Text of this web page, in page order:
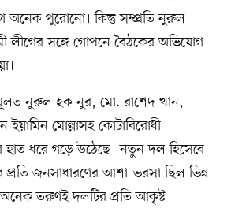
অনেক পুরোনো। কিন্তু সম্প্রতি নুরুল
লীগের সঙ্গে গোপনে বৈঠকের অভিযোগ
নুরুল হক নুর, মো. রাশেদ খান,
মোল্লাসহ কোটাবিরোধী
ধরে গড়ে উঠেছে। নতুন দল হিসেবে
জনসাধারণের আশা-ভরসা ছিল ভিন্ন
অনেক তরুণই দলটির প্রতি আকৃষ্ট